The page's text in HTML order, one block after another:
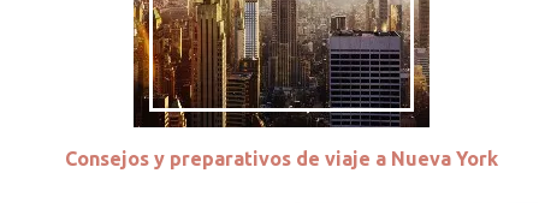
Consejos y preparativos de viaje a Nueva York